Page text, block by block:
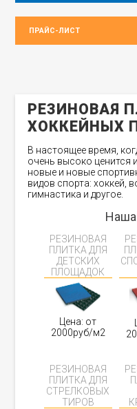
ПРАЙС-ЛИСТ
РЕЗИНОВАЯ
ХОККЕЙНЫХ
В настоящее время,
очень высоко ценится
новые и новые
видов спорта: хоккей,
гимнастика и другое.
Наша
РЕЗИНОВАЯ
ПЛИТКА ДЛЯ
ДЕТСКИХ
ПЛОЩАДОК
Цена: от
2000руб/м2
РЕЗИНОВАЯ
ПЛИТКА ДЛЯ
СТРЕЛКОВЫХ
ТИРОВ